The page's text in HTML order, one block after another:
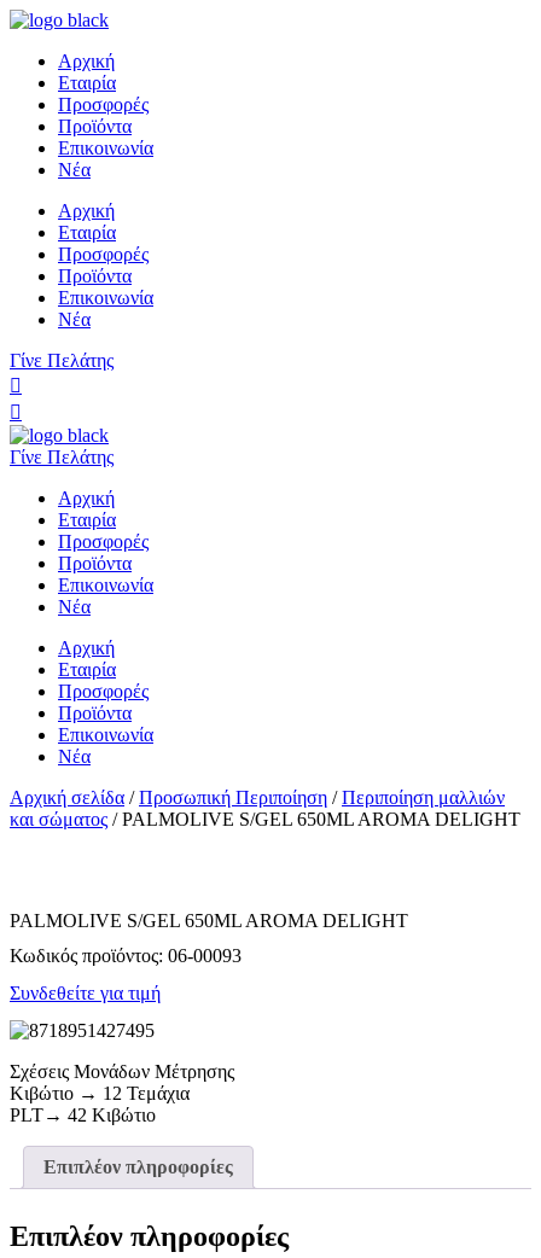
Αρχική
Εταιρία
Προσφορές
Προϊόντα
Επικοινωνία
Νέα
Αρχική
Εταιρία
Προσφορές
Προϊόντα
Επικοινωνία
Νέα
Γίνε Πελάτης
Γίνε Πελάτης
Αρχική
Εταιρία
Προσφορές
Προϊόντα
Επικοινωνία
Νέα
Αρχική
Εταιρία
Προσφορές
Προϊόντα
Επικοινωνία
Νέα
Αρχική σελίδα /Προσωπική Περιποίηση /Περιποίηση μαλλιών
και σώματος / PALMOLIVE S/GEL 650ML AROMA DELIGHT
PALMOLIVE S/GEL 650ML AROMA DELIGHT
Κωδικός προϊόντος: 06-00093
Συνδεθείτε για τιμή
Σχέσεις Μονάδων Μέτρησης
Κιβώτιο → 12 Τεμάχια
PLT→ 42 Κιβώτιο
Επιπλέον πληροφορίες
Επιπλέον πληροφορίες